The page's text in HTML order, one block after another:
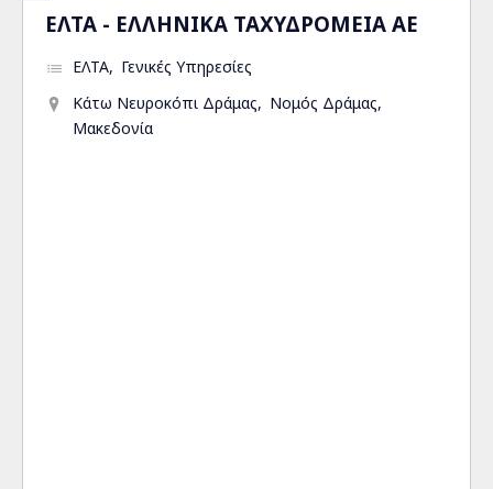
ΕΛΤΑ - ΕΛΛΗΝΙΚΑ ΤΑΧΥΔΡΟΜΕΙΑ ΑΕ
ΕΛΤΑ
Γενικές Υπηρεσίες
Κάτω Νευροκόπι Δράμας
Νομός Δράμας
Μακεδονία